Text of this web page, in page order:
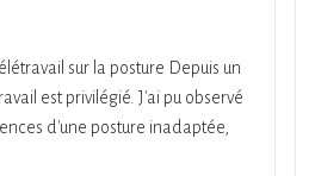
sur la posture Depuis un
est privilégié. J'ai pu observé
d'une posture inadaptée,